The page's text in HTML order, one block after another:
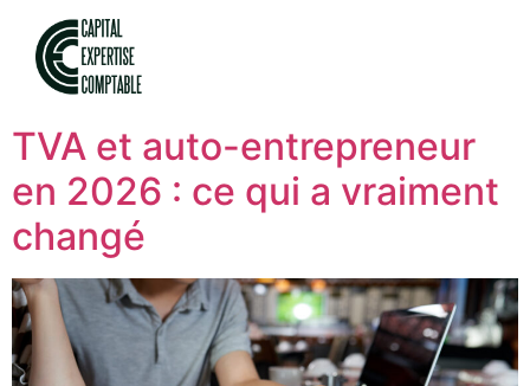
TVA et auto-entrepreneur
en 2026 : ce qui a vraiment
changé